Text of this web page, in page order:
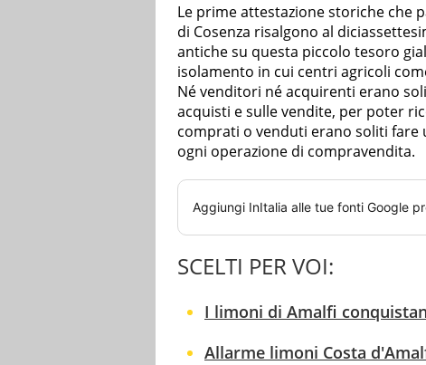
Le prime attestazione storiche che
di Cosenza risalgono al
antiche su questa piccolo tesoro
isolamento in cui centri agricoli
Né venditori né acquirenti erano
acquisti e sulle vendite, per poter
comprati o venduti erano soliti fare
ogni operazione di compravendita.
Aggiungi InItalia alle tue fonti Google
SCELTI PER VOI:
I limoni di Amalfi
Allarme limoni Costa